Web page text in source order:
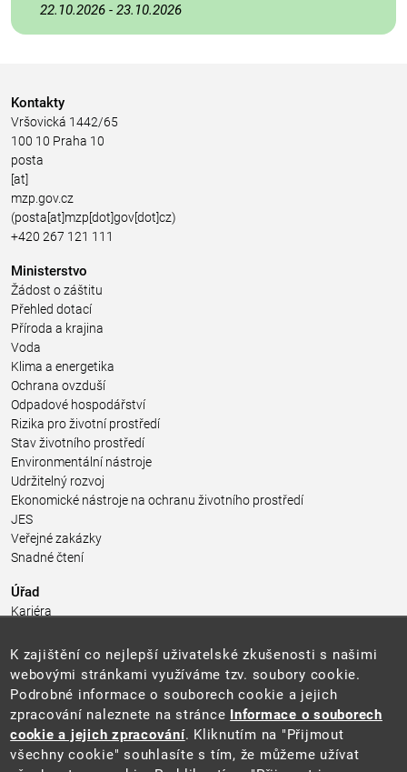
22.10.2026 - 23.10.2026
Kontakty
Vršovická 1442/65
100 10 Praha 10
posta
[at]
mzp.gov.cz
(posta[at]mzp[dot]gov[dot]cz)
+420 267 121 111
Ministerstvo
Žádost o záštitu
Přehled dotací
Příroda a krajina
Voda
Klima a energetika
Ochrana ovzduší
Odpadové hospodářství
Rizika pro životní prostředí
Stav životního prostředí
Environmentální nástroje
Udržitelný rozvoj
Ekonomické nástroje na ochranu životního prostředí
JES
Veřejné zakázky
Snadné čtení
Úřad
Kariéra
Pro média a veřejnost
Povinně zveřejňované informace
Kontakty
Přistupnost budovy úřadu MŽP
(PDF, 204 kB)
Web
Aktuality
K zajištění co nejlepší uživatelské zkušenosti s našimi
webovými stránkami využíváme tzv. soubory cookie.
Podrobné informace o souborech cookie a jejich
zpracování naleznete na stránce Informace o souborech
cookie a jejich zpracování. Kliknutím na "Přijmout
všechny cookie" souhlasíte s tím, že můžeme užívat